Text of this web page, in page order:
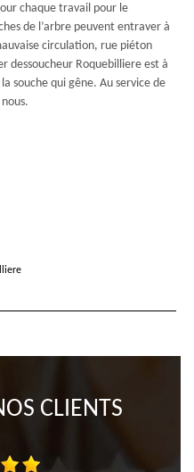
chaque travail pour le
de l’arbre peuvent entraver à
circulation, rue piéton
dessoucheur Roquebilliere est à
souche qui gêne. Au service de
CLIENTS